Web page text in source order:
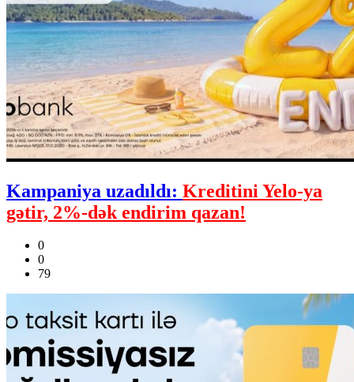
Kampaniya uzadıldı: Kreditini Yelo-ya
gətir, 2%-dək endirim qazan!
0
0
79